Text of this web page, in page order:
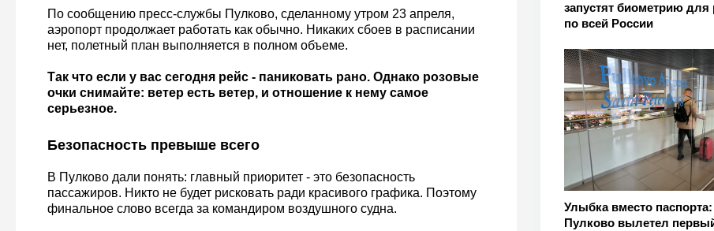
запустят биометрию для
по всей России
Улыбка вместо паспорта:
Пулково вылетел
По сообщению пресс-службы Пулково, сделанному утром 23 апреля,
аэропорт продолжает работать как обычно. Никаких сбоев в расписании
нет, полетный план выполняется в полном объеме.
Так что если у вас сегодня рейс - паниковать рано. Однако розовые
очки снимайте: ветер есть ветер, и отношение к нему самое
серьезное.
Безопасность превыше всего
В Пулково дали понять: главный приоритет - это безопасность
пассажиров. Никто не будет рисковать ради красивого графика. Поэтому
финальное слово всегда за командиром воздушного судна.